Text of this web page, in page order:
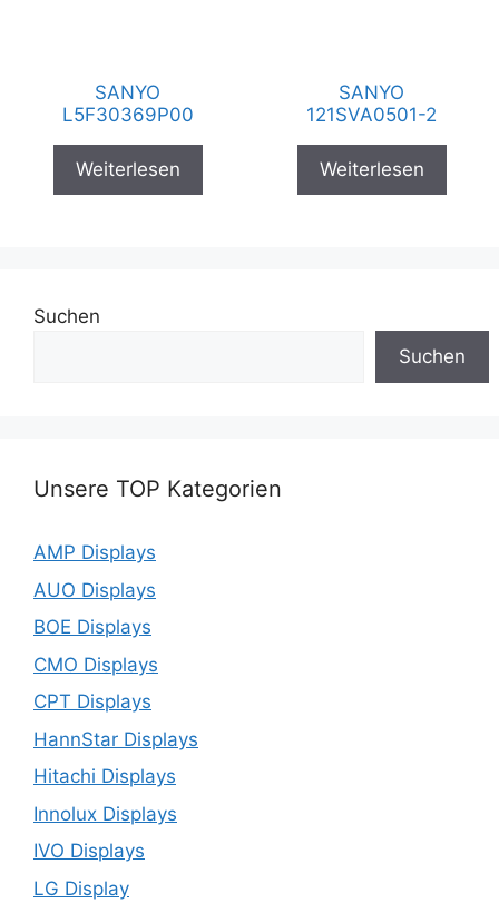
SANYO
L5F30369P00
Weiterlesen
SANYO
121SVA0501-2
Weiterlesen
Suchen
Suchen
Unsere TOP Kategorien
AMP Displays
AUO Displays
BOE Displays
CMO Displays
CPT Displays
HannStar Displays
Hitachi Displays
Innolux Displays
IVO Displays
LG Display